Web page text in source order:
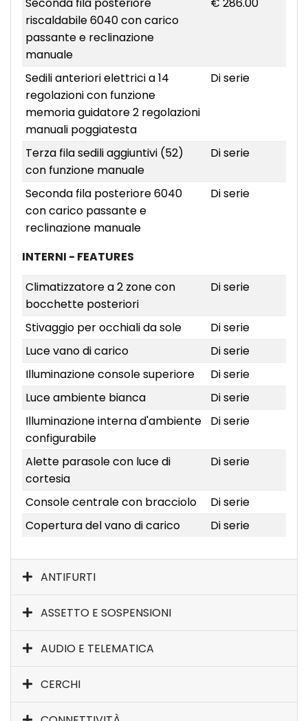
riscaldabile 6040 con carico
passante e reclinazione
manuale
Sedili anteriori elettrici a 14
regolazioni con funzione
memoria guidatore 2 regolazioni
manuali poggiatesta
Di serie
Terza fila sedili aggiuntivi (52)
con funzione manuale
Di serie
Seconda fila posteriore 6040
con carico passante e
reclinazione manuale
Di serie
INTERNI - FEATURES
Climatizzatore a 2 zone con
bocchette posteriori
Di serie
Stivaggio per occhiali da sole
Di serie
Luce vano di carico
Di serie
Illuminazione console superiore
Di serie
Luce ambiente bianca
Di serie
Illuminazione interna d'ambiente
configurabile
Di serie
Alette parasole con luce di
cortesia
Di serie
Console centrale con bracciolo
Di serie
Copertura del vano di carico
Di serie
ANTIFURTI
ASSETTO E SOSPENSIONI
AUDIO E TELEMATICA
CERCHI